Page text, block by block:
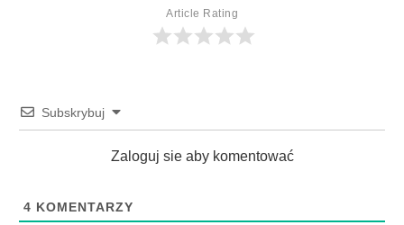
Article Rating
Subskrybuj
Zaloguj sie aby komentować
4 KOMENTARZY